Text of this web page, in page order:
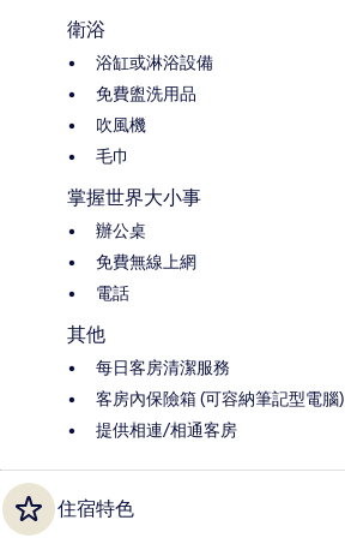
衛浴
浴缸或淋浴設備
免費盥洗用品
吹風機
毛巾
掌握世界大小事
辦公桌
免費無線上網
電話
其他
每日客房清潔服務
客房內保險箱 (可容納筆記型電腦)
提供相連/相通客房
住宿特色